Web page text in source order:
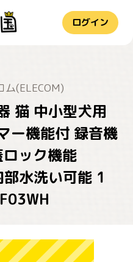
ログイン
ム(ELECOM)
猫 中小型犬用
ー機能付 録音機
ック機能
水洗い可能 1